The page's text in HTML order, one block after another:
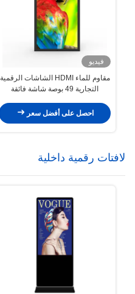
فيديو
مقاوم للماء HDMI الشاشات الرقمية
التجارية 49 بوصة شاشة فائقة
احصل على أفضل سعر
لافتات رقمية داخلية